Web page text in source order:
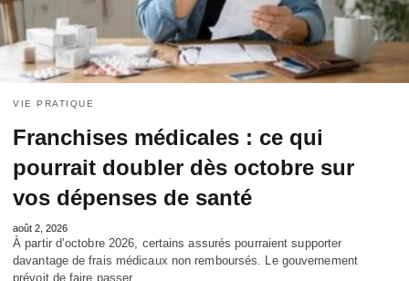
VIE PRATIQUE
Franchises médicales : ce qui
pourrait doubler dès octobre sur
vos dépenses de santé
août 2, 2026
À partir d’octobre 2026, certains assurés pourraient supporter
davantage de frais médicaux non remboursés. Le gouvernement
prévoit de faire passer…